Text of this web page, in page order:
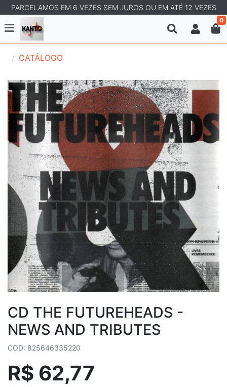
PARCELAMOS EM 6 VEZES SEM JUROS OU EM ATÉ 12 VEZES
0
CATÁLOGO
CD THE FUTUREHEADS -
NEWS AND TRIBUTES
COD: 825646335220
R$ 62,77